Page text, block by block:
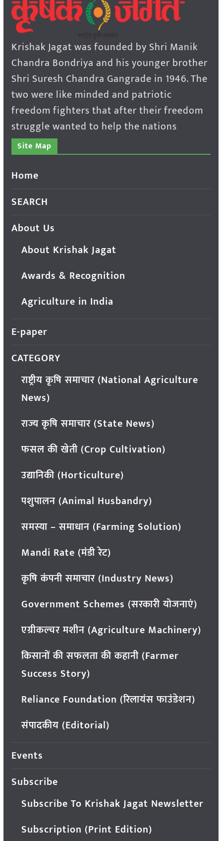
Krishak Jagat was founded by Shri Manik
Chandra Bondriya and his younger brother
Shri Suresh Chandra Gangrade in 1946. The
two were like minded and patriotic
freedom fighters that after their freedom
struggle wanted to help the nations
Site Map
Home
SEARCH
About Us
About Krishak Jagat
Awards & Recognition
Agriculture in India
E-paper
CATEGORY
राष्ट्रीय कृषि समाचार (National Agriculture
News)
राज्य कृषि समाचार (State News)
फसल की खेती (Crop Cultivation)
उद्यानिकी (Horticulture)
पशुपालन (Animal Husbandry)
समस्या – समाधान (Farming Solution)
Mandi Rate (मंडी रेट)
कृषि कंपनी समाचार (Industry News)
Government Schemes (सरकारी योजनाएं)
एग्रीकल्चर मशीन (Agriculture Machinery)
किसानों की सफलता की कहानी (Farmer
Success Story)
Reliance Foundation (रिलायंस फाउंडेशन)
संपादकीय (Editorial)
Events
Subscribe
Subscribe To Krishak Jagat Newsletter
Subscription (Print Edition)